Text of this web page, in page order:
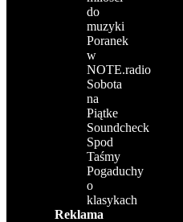
do
muzyki
Poranek
w
NOTE.radio
Sobota
na
Piątke
Soundcheck
Spod
Taśmy
Pogaduchy
o
klasykach
Reklama